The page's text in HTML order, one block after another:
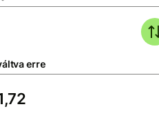
erre